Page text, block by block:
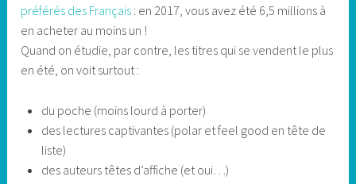
préférés des Français : en 2017, vous avez été 6,5 millions à
en acheter au moins un !
Quand on étudie, par contre, les titres qui se vendent le plus
en été, on voit surtout :
du poche (moins lourd à porter)
des lectures captivantes (polar et feel good en tête de
liste)
des auteurs têtes d’affiche (et oui…)